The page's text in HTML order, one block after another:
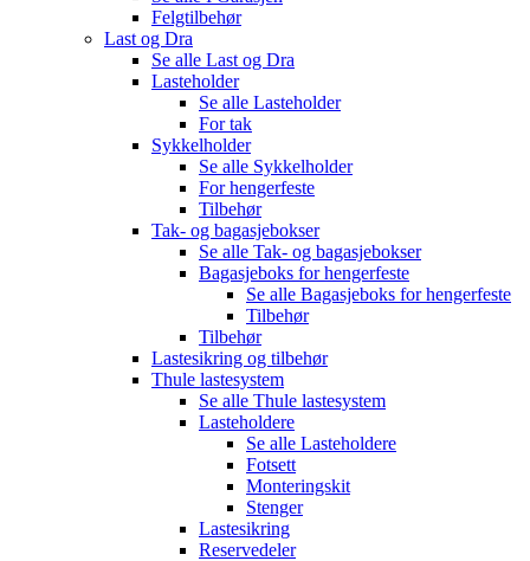
Felgtilbehør
Last og Dra
Se alle Last og Dra
Lasteholder
Se alle Lasteholder
For tak
Sykkelholder
Se alle Sykkelholder
For hengerfeste
Tilbehør
Tak- og bagasjebokser
Se alle Tak- og bagasjebokser
Bagasjeboks for hengerfeste
Se alle Bagasjeboks for hengerfeste
Tilbehør
Tilbehør
Lastesikring og tilbehør
Thule lastesystem
Se alle Thule lastesystem
Lasteholdere
Se alle Lasteholdere
Fotsett
Monteringskit
Stenger
Lastesikring
Reservedeler